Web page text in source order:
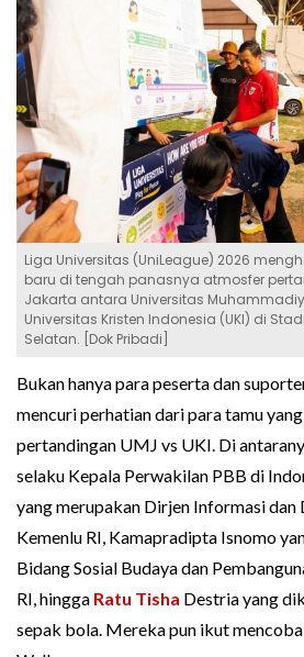
Liga Universitas (UniLeague) 2026
baru di tengah panasnya atmosfer
Jakarta antara Universitas
Universitas Kristen Indonesia (UKI) di
Selatan. [Dok Pribadi]
Bukan hanya para peserta dan
mencuri perhatian dari para tamu
pertandingan UMJ vs UKI. Di
selaku Kepala Perwakilan PBB di
yang merupakan Dirjen Informasi
Kemenlu RI, Kamapradipta Isnomo
Bidang Sosial Budaya dan
RI, hingga Ratu Tisha Destria yang
sepak bola. Mereka pun ikut